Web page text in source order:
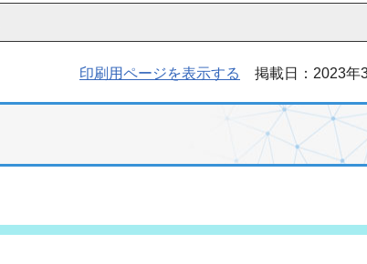
印刷用ページを表示する 掲載日：2023年